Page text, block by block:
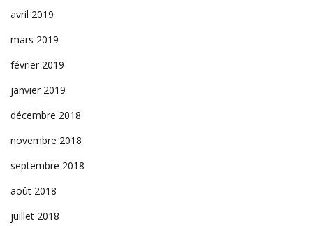
avril 2019
mars 2019
février 2019
janvier 2019
décembre 2018
novembre 2018
septembre 2018
août 2018
juillet 2018